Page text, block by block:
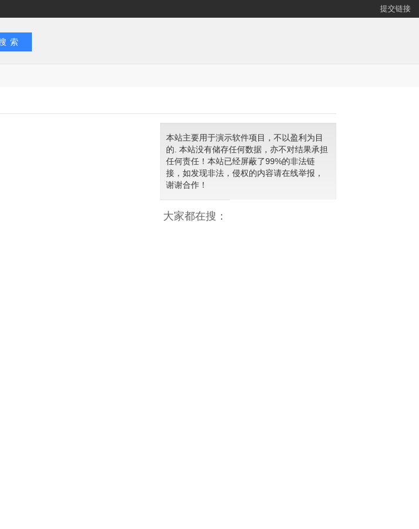
提交链接
本站主要用于演示软件项目，不以盈利为目
的. 本站没有储存任何数据，亦不对结果承担
任何责任！本站已经屏蔽了99%的非法链
接，如发现非法，侵权的内容请在线举报，
谢谢合作！
大家都在搜：